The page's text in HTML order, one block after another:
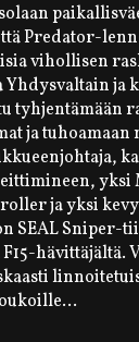
Predator-
vihollisen
Yhdysvaltain
tyhjentämään
ja
ja yksi
SEAL